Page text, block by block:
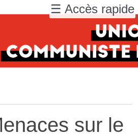
sur le
☰ Accès rapide